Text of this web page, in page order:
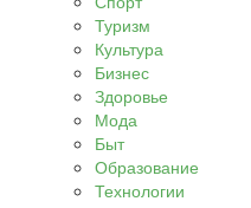
Туризм
Культура
Бизнес
Здоровье
Мода
Быт
Образование
Технологии